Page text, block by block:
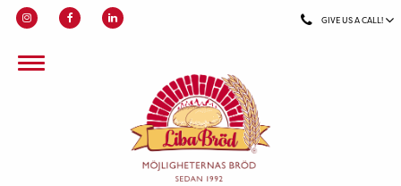
GIVE US A CALL!